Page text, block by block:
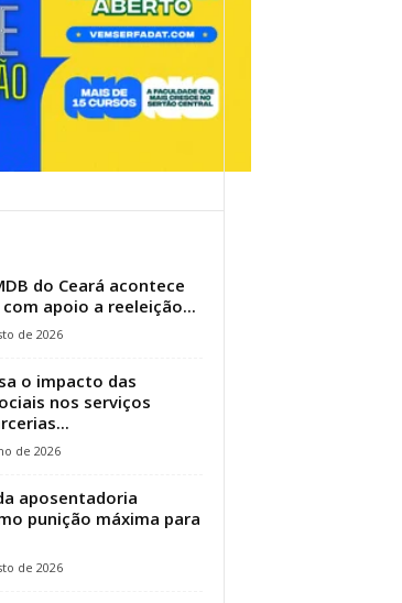
do Ceará acontece
apoio a reeleição...
de 2026
o impacto das
nos serviços
de 2026
aposentadoria
punição máxima para
de 2026